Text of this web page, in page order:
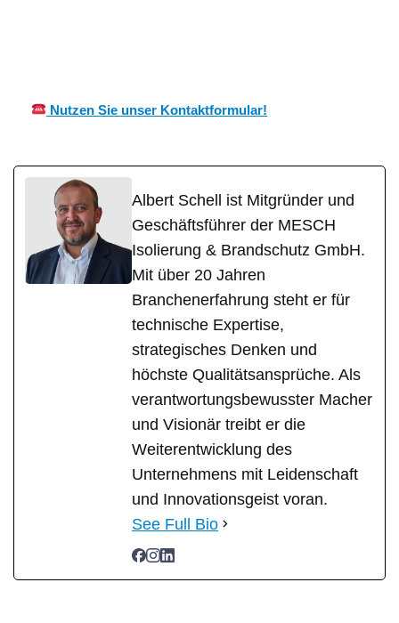
Nutzen Sie unser Kontaktformular!
Albert Schell ist Mitgründer und
Geschäftsführer der MESCH
Isolierung & Brandschutz GmbH.
Mit über 20 Jahren
Branchenerfahrung steht er für
technische Expertise,
strategisches Denken und
höchste Qualitätsansprüche. Als
verantwortungsbewusster Macher
und Visionär treibt er die
Weiterentwicklung des
Unternehmens mit Leidenschaft
und Innovationsgeist voran.
See Full Bio